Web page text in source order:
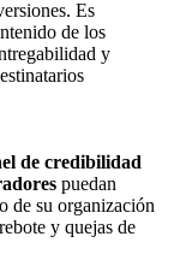
Es
de los
y
de credibilidad
puedan
de su organización
y quejas de